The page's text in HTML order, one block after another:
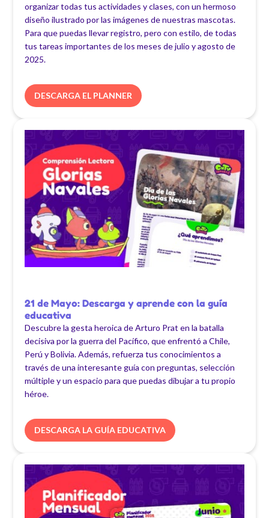
organizar todas tus actividades y clases, con un hermoso
diseño ilustrado por las imágenes de nuestras mascotas.
Para que puedas llevar registro, pero con estilo, de todas
tus tareas importantes de los meses de julio y agosto de
2025.
DESCARGA EL PLANNER
21 de Mayo: Descarga y aprende con la guía
educativa
Descubre la gesta heroica de Arturo Prat en la batalla
decisiva por la guerra del Pacífico, que enfrentó a Chile,
Perú y Bolivia. Además, refuerza tus conocimientos a
través de una interesante guía con preguntas, selección
múltiple y un espacio para que puedas dibujar a tu propio
héroe.
DESCARGA LA GUÍA EDUCATIVA